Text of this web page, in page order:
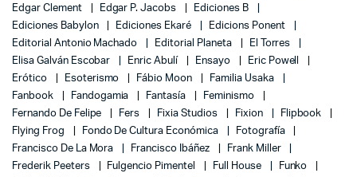
Edgar Clement
Edgar P. Jacobs
Ediciones B
Ediciones Babylon
Ediciones Ekaré
Edicions Ponent
Editorial Antonio Machado
Editorial Planeta
El Torres
Elisa Galván Escobar
Enric Abulí Ensayo
Eric Powell
Erótico
Esoterismo Fábio Moon
Familia Usaka
Fanbook
Fandogamia Fantasía
Feminismo
Fernando De Felipe
Fers Fixia Studios Fixion
Flipbook
Flying Frog
Fondo De Cultura Económica
Fotografía
Francisco De La Mora
Francisco Ibáñez
Frank Miller
Frederik Peeters
Fulgencio Pimentel Full House
Funko